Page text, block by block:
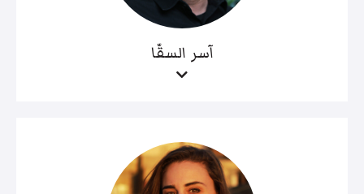
آسر السقّا